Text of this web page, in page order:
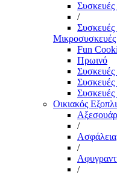
Συσκευές
/
Συσκευές
Μικροσυσκευές
Fun
Πρωινό
Συσκευές
Συσκευές
Οικιακός
/
Ασφάλεια
/
/